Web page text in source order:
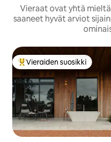
Vieraat ovat yhtä
saaneet hyvät arviot
Vieraiden suosikkien
Vieraiden suosikki